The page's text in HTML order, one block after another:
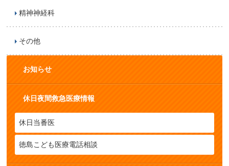
精神神経科
その他
お知らせ
休日夜間救急医療情報
休日当番医
徳島こども医療電話相談